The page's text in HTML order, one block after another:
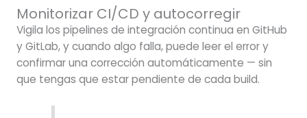
Monitorizar CI/CD y autocorregir
Vigila los pipelines de integración continua en GitHub
y GitLab, y cuando algo falla, puede leer el error y
confirmar una corrección automáticamente — sin
que tengas que estar pendiente de cada build.